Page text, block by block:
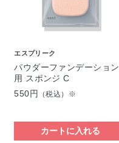
エスプリーク
パウダーファンデーション
用 スポンジ C
550円
（税込）※
カートに入れる